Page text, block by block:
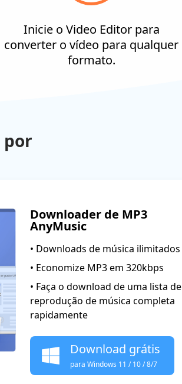
Inicie o Video Editor para
converter o vídeo para qualquer
formato.
por
Downloader de MP3
AnyMusic
• Downloads de música ilimitados
• Economize MP3 em 320kbps
• Faça o download de uma lista de
reprodução de música completa
rapidamente
Download grátis
para Windows 11 / 10 / 8/7